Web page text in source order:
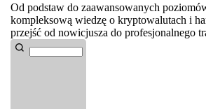
Od podstaw do zaawansowanych
kompleksową wiedzę o kryptowalutach i
przejść od nowicjusza do profesjonalnego